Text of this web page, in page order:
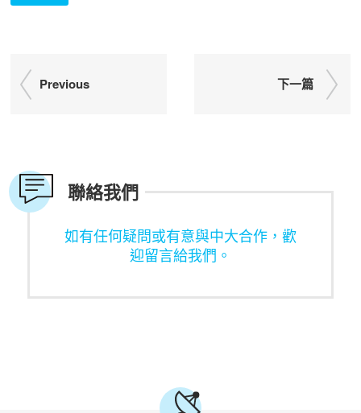
Previous 下一篇
聯絡我們
如有任何疑問或有意與中大合作，歡
迎留言給我們。